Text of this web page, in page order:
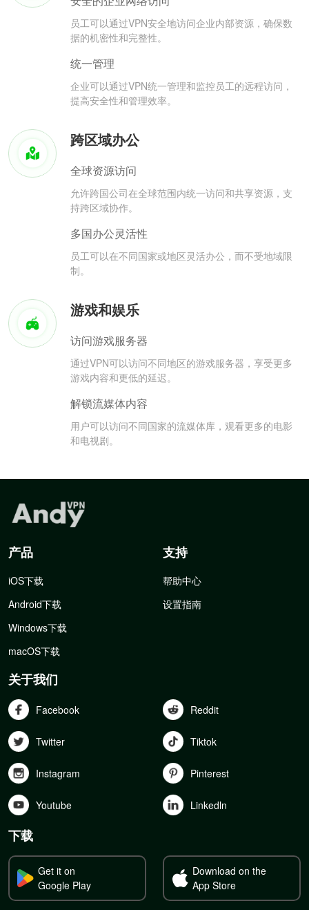
员工可以通过VPN安全地访问企业内部资源，确保数
据的机密性和完整性。
统一管理
企业可以通过VPN统一管理和监控员工的远程访问，
提高安全性和管理效率。
跨区域办公
全球资源访问
允许跨国公司在全球范围内统一访问和共享资源，支
持跨区域协作。
多国办公灵活性
员工可以在不同国家或地区灵活办公，而不受地域限
制。
游戏和娱乐
访问游戏服务器
通过VPN可以访问不同地区的游戏服务器，享受更多
游戏内容和更低的延迟。
解锁流媒体内容
用户可以访问不同国家的流媒体库，观看更多的电影
和电视剧。
产品
iOS下载
Android下载
Windows下载
macOS下载
支持
帮助中心
设置指南
关于我们
Facebook Reddit
Twitter Tiktok
Instagram Pinterest
Youtube Linkedln
下载
Get it on
Google Play
Download on the
App Store